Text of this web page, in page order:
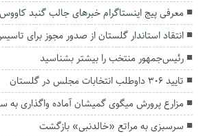
معرفی پیج اینستاگرام خبرهای جالب گنبد کاووس gonbadinfo
انتقاد استاندار گلستان از صدور مجوز برای
رئیس‌جمهور منتخب را بیشتر بشناسید
تایید ۳۰۶ داوطلب انتخابات مجلس در گلستان
مزارع پرورش میگوی گمیشان آماده واگذاری به
سرسبزی به مراتع «خالدنبی» بازگشت